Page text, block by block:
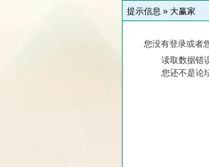
提示信息 » 大赢家
您没有登录或者
读取数据错
您还不是论